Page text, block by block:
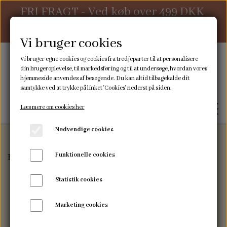
FRI FRAGT - Ved køb over 499 DKK
WEBSHOP
Forside Sovetid Nusseklude
Vi bruger cookies
Vi bruger egne cookies og cookies fra tredjeparter til at personalisere
din brugeroplevelse, til markedsføring og til at undersøge, hvordan vores
hjemmeside anvendes af besøgende. Du kan altid tilbagekalde dit
samtykke ved at trykke på linket 'Cookies' nederst på siden.
Læs mere om cookies her
Nødvendige cookies
Funktionelle cookies
Statistik cookies
Marketing cookies